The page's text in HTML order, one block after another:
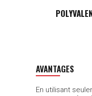
AVANTAGES
En utilisant